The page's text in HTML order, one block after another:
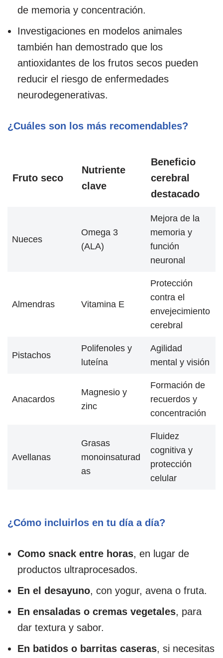
de memoria y concentración.
Investigaciones en modelos animales
también han demostrado que los
antioxidantes de los frutos secos pueden
reducir el riesgo de enfermedades
neurodegenerativas.
¿Cuáles son los más recomendables?
Fruto seco
Nutriente
clave
Beneficio
cerebral
destacado
Nueces
Omega 3
(ALA)
Mejora de la
memoria y
función
neuronal
Almendras Vitamina E
Protección
contra el
envejecimiento
cerebral
Pistachos
Polifenoles y
luteína
Agilidad
mental y visión
Anacardos
Magnesio y
zinc
Formación de
recuerdos y
concentración
Avellanas
Grasas
monoinsaturad
as
Fluidez
cognitiva y
protección
celular
¿Cómo incluirlos en tu día a día?
Como snack entre horas, en lugar de
productos ultraprocesados.
En el desayuno, con yogur, avena o fruta.
En ensaladas o cremas vegetales, para
dar textura y sabor.
En batidos o barritas caseras, si necesitas